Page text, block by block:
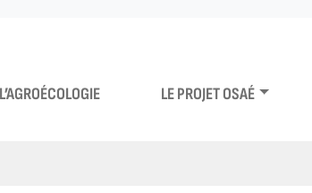
L’AGROÉCOLOGIE LE PROJET OSAÉ